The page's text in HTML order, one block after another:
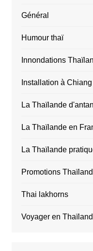
Général
Humour thaï
Innondations
Installation à
La Thaïlande
La Thaïlande en
La Thaïlande
Promotions
Thai lakhorns
Voyager en